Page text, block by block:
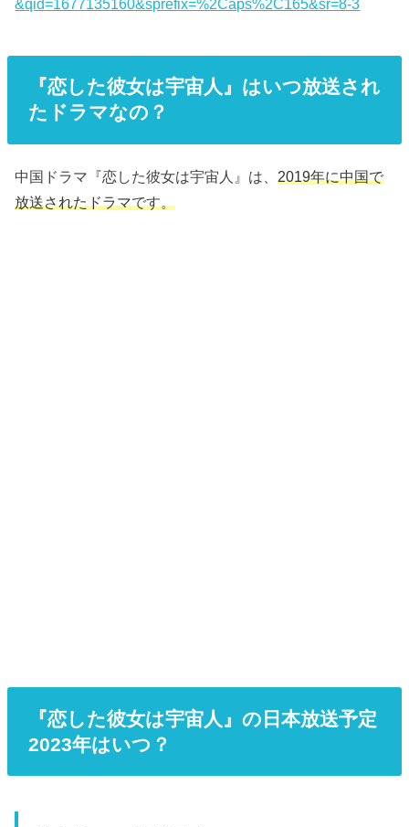
『恋した彼女は宇宙人』はいつ放送され
たドラマなの？
中国ドラマ『恋した彼女は宇宙人』は、2019年に中国で
放送されたドラマです。
『恋した彼女は宇宙人』の日本放送予定
2023年はいつ？